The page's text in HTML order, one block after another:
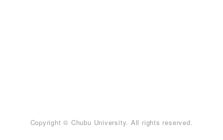
Copyright © Chubu University. All rights reserved.